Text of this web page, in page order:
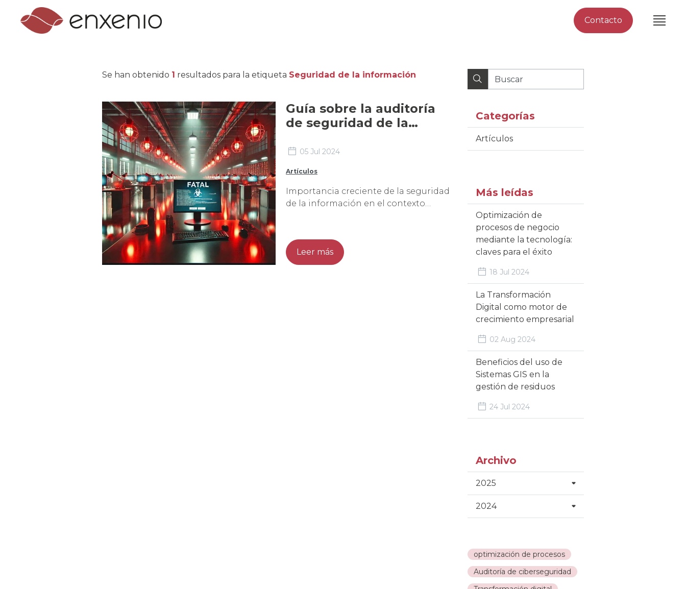
Contacto
Categorías
Artículos
Más leídas
Optimización de
procesos de negocio
mediante la tecnología:
claves para el éxito
18 Jul 2024
La Transformación
Digital como motor de
crecimiento empresarial
02 Aug 2024
Beneficios del uso de
Sistemas GIS en la
gestión de residuos
24 Jul 2024
Archivo
2025
2024
optimización de procesos
Auditoría de ciberseguridad
Se han obtenido 1 resultados para la etiqueta Seguridad de la información
Guía sobre la auditoría
de seguridad de la
ciberseguridad para
empresas
05 Jul 2024
Artículos
Importancia creciente de la seguridad
de la información en el contexto
seguridad de la información digital se
han convertido en pilares
fundamentales para el
Leer más